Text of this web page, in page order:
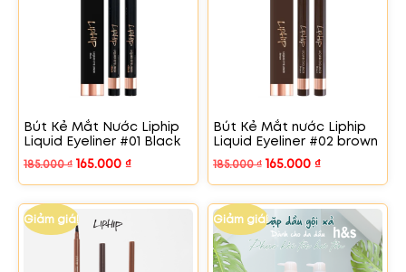
Bút Kẻ Mắt Nước Liphip
Liquid Eyeliner #01 Black
185.000₫ 165.000 ₫
Bút Kẻ Mắt nước Liphip
Liquid Eyeliner #02 brown
185.000₫ 165.000 ₫
Giảm giá! Giảm giá!